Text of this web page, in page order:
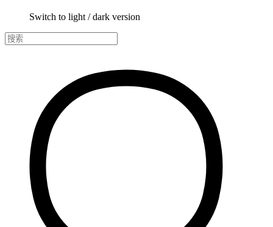
Switch to light / dark version